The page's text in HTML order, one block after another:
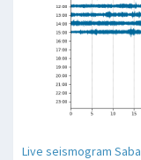
Live seismogram Saba